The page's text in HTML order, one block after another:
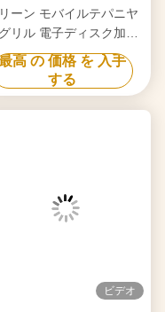
ーン モバイルテパニヤ
リル 電子ディスク加熱
由移動 食品級板 ヒバチグ
リルテーブル
高 の 価格 を 入手
する
ビデオ